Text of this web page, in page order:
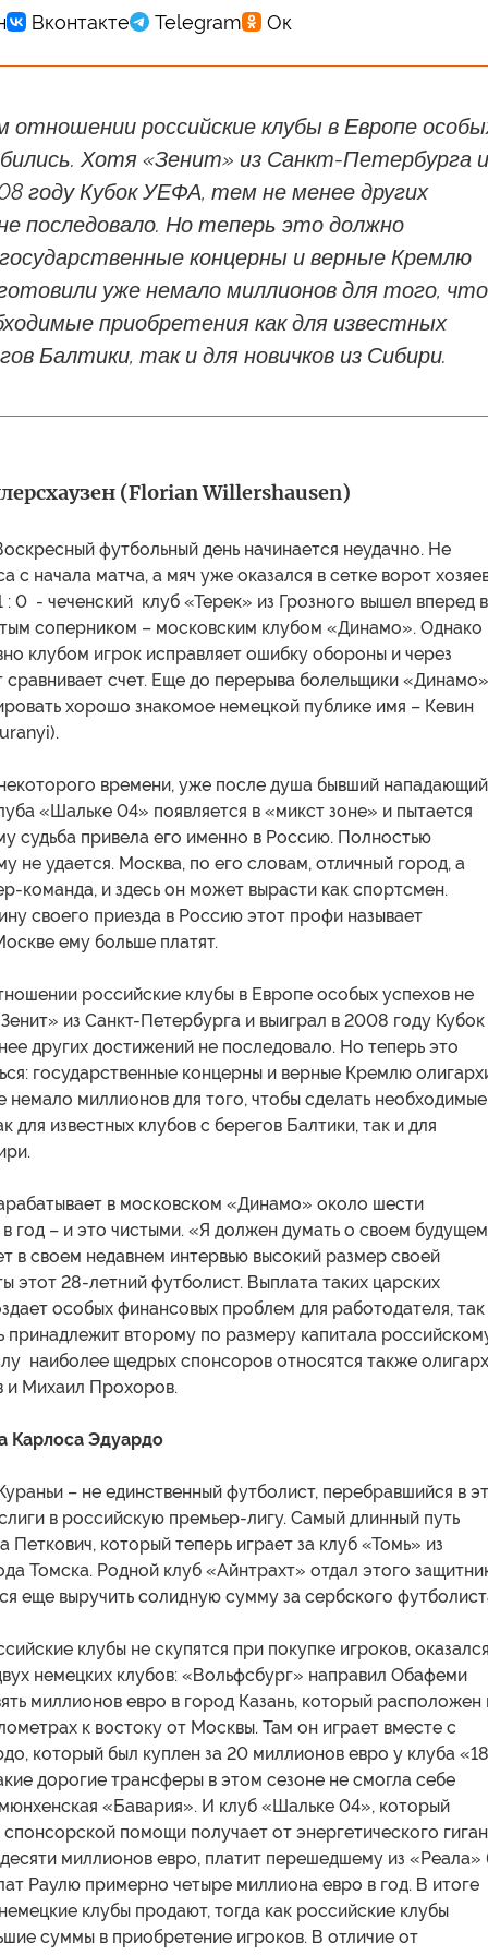
отношении российские клубы в Европе
Хотя «Зенит» из Санкт-Петербурга и
году Кубок УЕФА, тем не менее других
последовало. Но теперь это должно
концерны и верные Кремлю
уже немало миллионов для того,
приобретения как для известных
Балтики, так и для новичков из Сибири.
(Florian Willershausen)
футбольный день начинается неудачно. Не
с начала матча, а мяч уже оказался в сетке ворот
: 0 - чеченский клуб «Терек» из Грозного вышел вперед
соперником – московским клубом «Динамо». Однако
клубом игрок исправляет ошибку обороны и через
сравнивает счет. Еще до перерыва болельщики «Динамо»
хорошо знакомое немецкой публике имя – Кевин
времени, уже после душа бывший нападающий
«Шальке 04» появляется в «микст зоне» и пытается
судьба привела его именно в Россию. Полностью
не удается. Москва, по его словам, отличный город, а
команда, и здесь он может вырасти как спортсмен.
своего приезда в Россию этот профи называет
ему больше платят.
российские клубы в Европе особых успехов не
из Санкт-Петербурга и выиграл в 2008 году Кубок
других достижений не последовало. Но теперь это
государственные концерны и верные Кремлю
немало миллионов для того, чтобы сделать необходимые
для известных клубов с берегов Балтики, так и для
в московском «Динамо» около шести
год – и это чистыми. «Я должен думать о своем
в своем недавнем интервью высокий размер своей
этот 28-летний футболист. Выплата таких царских
особых финансовых проблем для работодателя, так
принадлежит второму по размеру капитала
наиболее щедрых спонсоров относятся также
и Михаил Прохоров.
Карлоса Эдуардо
– не единственный футболист, перебравшийся в
в российскую премьер-лигу. Самый длинный путь
Петкович, который теперь играет за клуб «Томь» из
Томска. Родной клуб «Айнтрахт» отдал этого
еще выручить солидную сумму за сербского
клубы не скупятся при покупке игроков,
немецких клубов: «Вольфсбург» направил Обафеми
миллионов евро в город Казань, который расположен
к востоку от Москвы. Там он играет вместе с
который был куплен за 20 миллионов евро у клуба
дорогие трансферы в этом сезоне не смогла себе
«Бавария». И клуб «Шальке 04», который
помощи получает от энергетического
миллионов евро, платит перешедшему из «Реала»
Раулю примерно четыре миллиона евро в год. В итоге
клубы продают, тогда как российские клубы
суммы в приобретение игроков. В отличие от